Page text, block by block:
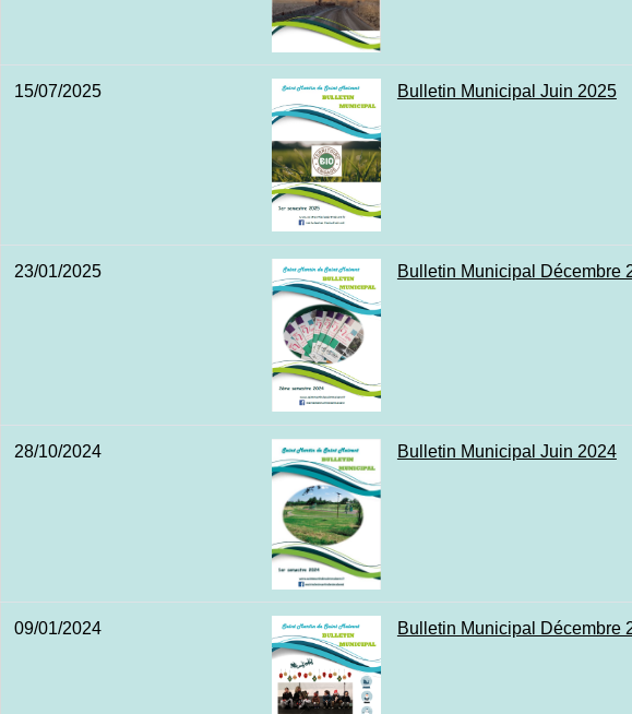
15/07/2025 Bulletin Municipal Juin 2025
23/01/2025 Bulletin Municipal Décembre
28/10/2024 Bulletin Municipal Juin 2024
09/01/2024 Bulletin Municipal Décembre